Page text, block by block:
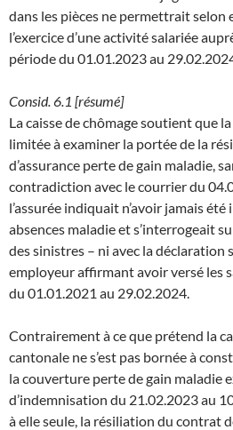
dans les pièces ne permettrait selon
l’exercice d’une activité salariée
période du 01.01.2023 au
Consid. 6.1 [résumé]
La caisse de chômage soutient que
limitée à examiner la portée de la
d’assurance perte de gain maladie,
contradiction avec le courrier du
l’assurée indiquait n’avoir jamais
absences maladie et s’interrogeait
des sinistres – ni avec la déclaration
employeur affirmant avoir versé les
du 01.01.2021 au 29.02.2024.
Contrairement à ce que prétend la
cantonale ne s’est pas bornée à
la couverture perte de gain maladie
d’indemnisation du 21.02.2023 au
à elle seule, la résiliation du contrat